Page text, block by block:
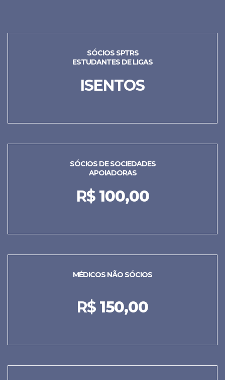
SÓCIOS SPTRS
ESTUDANTES DE LIGAS
ISENTOS
SÓCIOS DE SOCIEDADES
APOIADORAS
R$ 100,00
MÉDICOS NÃO SÓCIOS
R$ 150,00